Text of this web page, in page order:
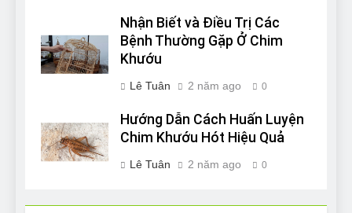
Nhận Biết và Điều Trị Các
Bệnh Thường Gặp Ở Chim
Khướu
Lê Tuân 2 năm ago 0
Hướng Dẫn Cách Huấn Luyện
Chim Khướu Hót Hiệu Quả
Lê Tuân 2 năm ago 0